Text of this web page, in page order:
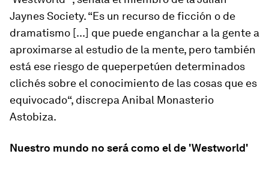
Jaynes Society. “Es un recurso de ficción o de
dramatismo [...] que puede enganchar a la gente a
aproximarse al estudio de la mente, pero también
está ese riesgo de queperpetúen determinados
clichés sobre el conocimiento de las cosas que es
equivocado“, discrepa Anibal Monasterio
Astobiza.
Nuestro mundo no será como el de 'Westworld'